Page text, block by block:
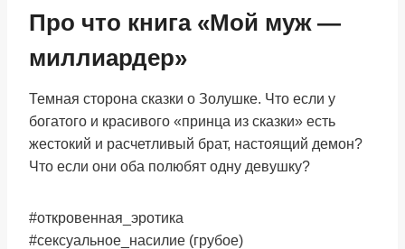
Про что книга «Мой муж —
миллиардер»
Темная сторона сказки о Золушке. Что если у
богатого и красивого «принца из сказки» есть
жестокий и расчетливый брат, настоящий демон?
Что если они оба полюбят одну девушку?
#откровенная_эротика
#сексуальное_насилие (грубое)